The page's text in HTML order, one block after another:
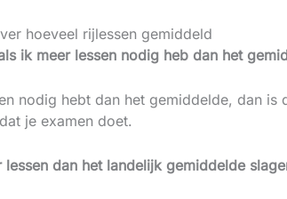
hoeveel rijlessen gemiddeld
ik meer lessen nodig heb dan het
nodig hebt dan het gemiddelde, dan
je examen doet.
lessen dan het landelijk gemiddelde